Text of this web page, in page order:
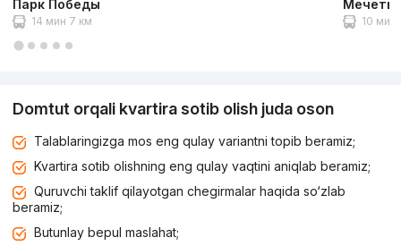
Парк Победы
14 мин 7 км
Мечеть
10 мин
Domtut orqali kvartira sotib olish juda oson
Talablaringizga mos eng qulay variantni topib beramiz;
Kvartira sotib olishning eng qulay vaqtini aniqlab beramiz;
Quruvchi taklif qilayotgan chegirmalar haqida so‘zlab
beramiz;
Butunlay bepul maslahat;